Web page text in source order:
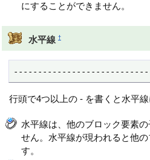
にすることができません。
水平線 †
行頭で4つ以上の - を書くと水平線
水平線は、他のブロック要素
せん。水平線が現われると他
す。